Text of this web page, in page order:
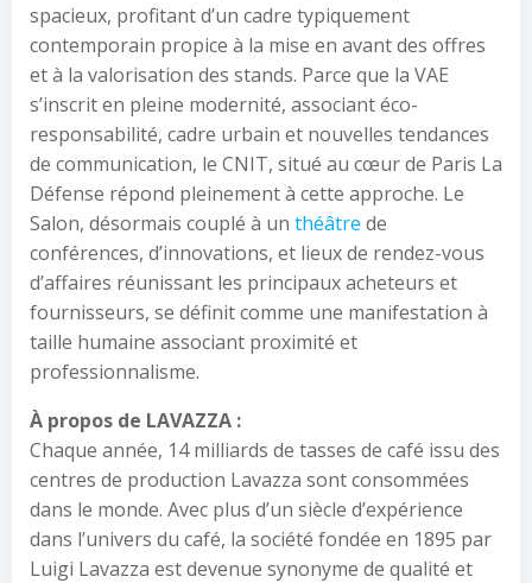
spacieux, profitant d’un cadre typiquement
contemporain propice à la mise en avant des offres
et à la valorisation des stands. Parce que la VAE
s’inscrit en pleine modernité, associant éco-
responsabilité, cadre urbain et nouvelles tendances
de communication, le CNIT, situé au cœur de Paris La
Défense répond pleinement à cette approche. Le
Salon, désormais couplé à un théâtre de
conférences, d’innovations, et lieux de rendez-vous
d’affaires réunissant les principaux acheteurs et
fournisseurs, se définit comme une manifestation à
taille humaine associant proximité et
professionnalisme.
À propos de LAVAZZA :
Chaque année, 14 milliards de tasses de café issu des
centres de production Lavazza sont consommées
dans le monde. Avec plus d’un siècle d’expérience
dans l’univers du café, la société fondée en 1895 par
Luigi Lavazza est devenue synonyme de qualité et